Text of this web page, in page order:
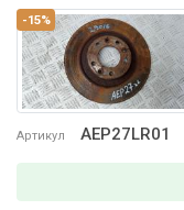
-15%
Артикул AEP27LR01